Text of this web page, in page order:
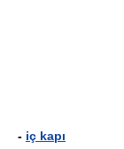
- iç kapı